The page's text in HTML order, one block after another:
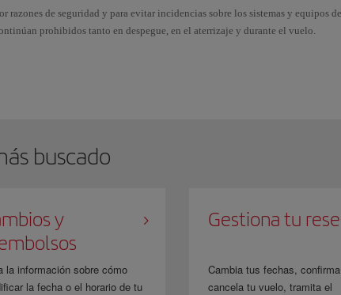
razones de seguridad y para evitar incidencias sobre los sistemas y equipos
prohibidos tanto en despegue, en el aterrizaje y durante el vuelo.
durante tu viaje podrás acceder a tu correo, visitar tus redes sociales favoritas,
buscado
y
la información sobre cómo
la fecha o el horario de tu
Gestiona tu
Cambia tus fechas,
cancela tu vuelo, tramita el